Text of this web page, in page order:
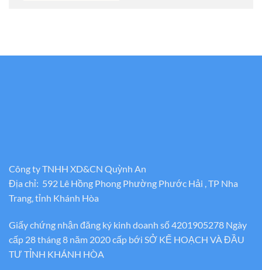
Công ty TNHH XD&CN Quỳnh An
Địa chỉ: 592 Lê Hồng Phong Phường Phước Hải , TP Nha
Trang, tỉnh Khánh Hòa
Giấy chứng nhận đăng ký kinh doanh số 4201905278 Ngày
cấp 28 tháng 8 năm 2020 cấp bới SỞ KẾ HOẠCH VÀ ĐẦU
TƯ TỈNH KHÁNH HÒA